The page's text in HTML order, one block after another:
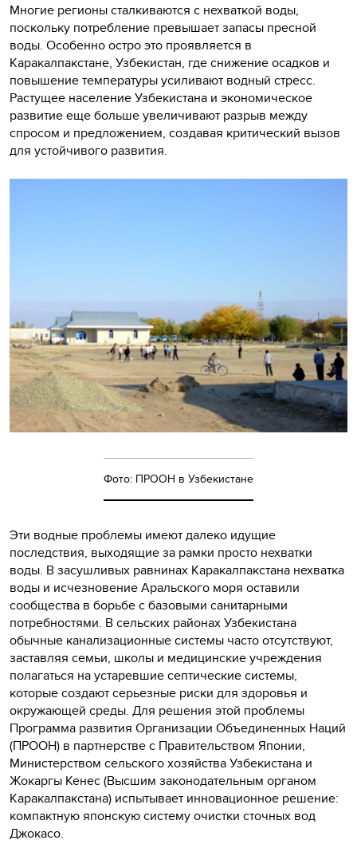
Многие регионы сталкиваются с нехваткой воды,
поскольку потребление превышает запасы пресной
воды. Особенно остро это проявляется в
Каракалпакстане, Узбекистан, где снижение осадков и
повышение температуры усиливают водный стресс.
Растущее население Узбекистана и экономическое
развитие еще больше увеличивают разрыв между
спросом и предложением, создавая критический вызов
для устойчивого развития.
Фото: ПРООН в Узбекистане
Эти водные проблемы имеют далеко идущие
последствия, выходящие за рамки просто нехватки
воды. В засушливых равнинах Каракалпакстана нехватка
воды и исчезновение Аральского моря оставили
сообщества в борьбе с базовыми санитарными
потребностями. В сельских районах Узбекистана
обычные канализационные системы часто отсутствуют,
заставляя семьи, школы и медицинские учреждения
полагаться на устаревшие септические системы,
которые создают серьезные риски для здоровья и
окружающей среды. Для решения этой проблемы
Программа развития Организации Объединенных Наций
(ПРООН) в партнерстве с Правительством Японии,
Министерством сельского хозяйства Узбекистана и
Жокаргы Кенес (Высшим законодательным органом
Каракалпакстана) испытывает инновационное решение:
компактную японскую систему очистки сточных вод
Джокасо.